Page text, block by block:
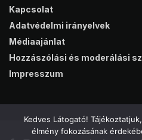
Kapcsolat
Adatvédelmi irányelvek
Médiaajánlat
Hozzászólási és moderálási
Impresszum
Kedves Látogató!
élmény fokozásának